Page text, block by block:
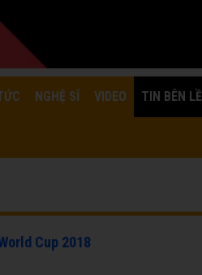
NGHỆ SĨ VIDEO TIN BÊN LỀ
Cup 2018